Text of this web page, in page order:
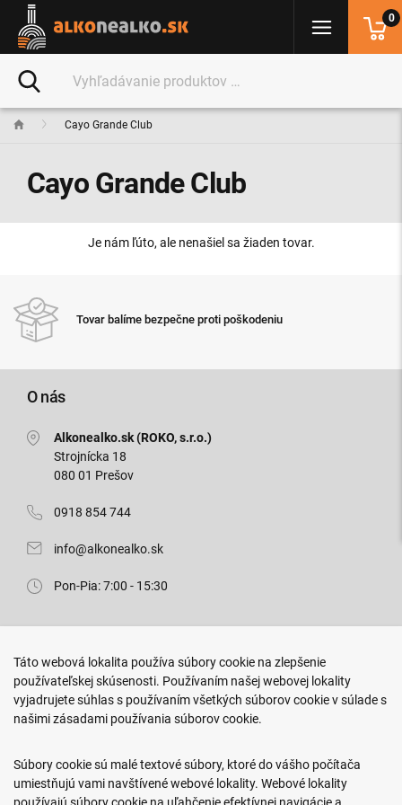
Cayo Grande Club
Cayo Grande Club
Je nám ľúto, ale nenašiel sa žiaden tovar.
Tovar balíme bezpečne proti poškodeniu
O nás
Alkonealko.sk (ROKO, s.r.o.)
Strojnícka 18
080 01 Prešov
0918 854 744
info@alkonealko.sk
Pon-Pia: 7:00 - 15:30
Arm. gen. Svobodu 23/A
080 01 Prešov
0917 466 578
sekcovpredajna@doroka.sk
Pon-Ned: 9:00 - 20:00
0
Táto webová lokalita používa súbory cookie na zlepšenie
používateľskej skúsenosti. Používaním našej webovej lokality
vyjadrujete súhlas s používaním všetkých súborov cookie v súlade s
našimi zásadami používania súborov cookie.
Súbory cookie sú malé textové súbory, ktoré do vášho počítača
umiestňujú vami navštívené webové lokality. Webové lokality
používajú súbory cookie na uľahčenie efektívnej navigácie a